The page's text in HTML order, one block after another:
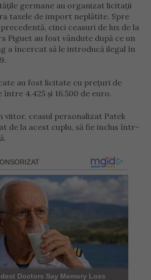
germane au organizat licitații
taxele de import neplătite. Spre
cinci ceasuri de lux de la
Piguet au fost vândute după ce un
a încercat să le introducă ilegal în
au fost licitate cu prețuri de
4.425 și 16.500 de euro.
viitor, ceasul personalizat Patek
de la acest cuplu, să fie inclus într-